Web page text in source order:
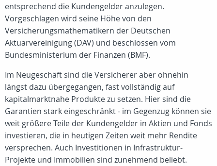
entsprechend die Kundengelder anzulegen.
Vorgeschlagen wird seine Höhe von den
Versicherungsmathematikern der Deutschen
Aktuarvereinigung (DAV) und beschlossen vom
Bundesministerium der Finanzen (BMF).
Im Neugeschäft sind die Versicherer aber ohnehin
längst dazu übergegangen, fast vollständig auf
kapitalmarktnahe Produkte zu setzen. Hier sind die
Garantien stark eingeschränkt - im Gegenzug können sie
weit größere Teile der Kundengelder in Aktien und Fonds
investieren, die in heutigen Zeiten weit mehr Rendite
versprechen. Auch Investitionen in Infrastruktur-
Projekte und Immobilien sind zunehmend beliebt.